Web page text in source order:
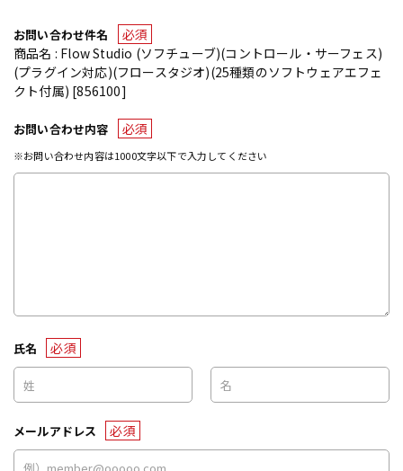
お問い合わせ件名
必須
商品名 : Flow Studio (ソフチューブ)(コントロール・サーフェス)
(プラグイン対応)(フロースタジオ)(25種類のソフトウェアエフェ
クト付属) [856100]
お問い合わせ内容 必須
※お問い合わせ内容は1000文字以下で入力してください
氏名 必須
メールアドレス 必須